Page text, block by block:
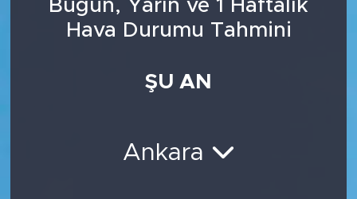
Bugün, Yarın ve 1 Haftalık
Hava Durumu Tahmini
ŞU AN
Ankara
Sağlık
Tüm Manşetler